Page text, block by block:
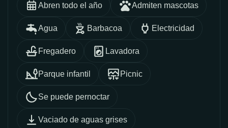
Abren todo el año Admiten mascotas
Agua Barbacoa Electricidad
Fregadero Lavadora
Parque infantil Picnic
Se puede pernoctar
Vaciado de aguas grises